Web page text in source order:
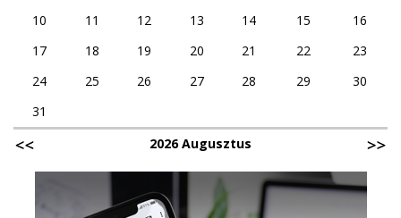
10
11 12 13 14 15
16
17
18 19 20 21 22
23
24
25 26 27 28 29
30
31
2026 Augusztus